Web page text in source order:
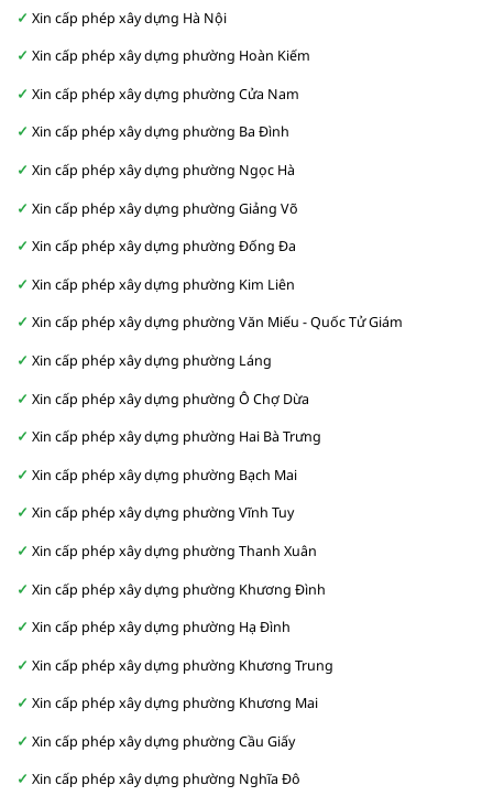
Xin cấp phép xây dựng Hà Nội
Xin cấp phép xây dựng phường Hoàn Kiếm
Xin cấp phép xây dựng phường Cửa Nam
Xin cấp phép xây dựng phường Ba Đình
Xin cấp phép xây dựng phường Ngọc Hà
Xin cấp phép xây dựng phường Giảng Võ
Xin cấp phép xây dựng phường Đống Đa
Xin cấp phép xây dựng phường Kim Liên
Xin cấp phép xây dựng phường Văn Miếu - Quốc Tử Giám
Xin cấp phép xây dựng phường Láng
Xin cấp phép xây dựng phường Ô Chợ Dừa
Xin cấp phép xây dựng phường Hai Bà Trưng
Xin cấp phép xây dựng phường Bạch Mai
Xin cấp phép xây dựng phường Vĩnh Tuy
Xin cấp phép xây dựng phường Thanh Xuân
Xin cấp phép xây dựng phường Khương Đình
Xin cấp phép xây dựng phường Hạ Đình
Xin cấp phép xây dựng phường Khương Trung
Xin cấp phép xây dựng phường Khương Mai
Xin cấp phép xây dựng phường Cầu Giấy
Xin cấp phép xây dựng phường Nghĩa Đô